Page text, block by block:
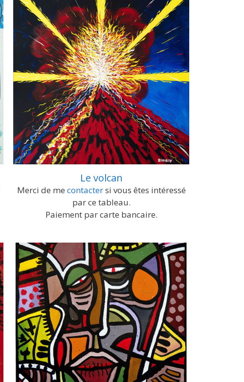
Le volcan
Merci de me contactersi vous êtes intéressé
par ce tableau.
Paiement par carte bancaire.